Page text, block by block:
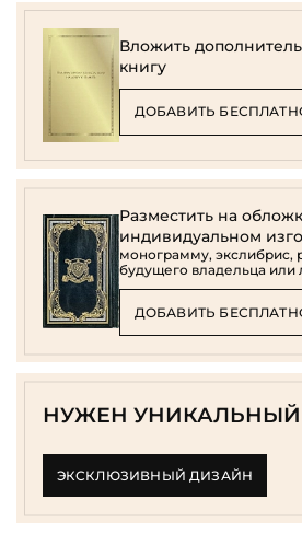
Вложить
книгу
ДОБАВИТЬ
Разместить на
индивидуальном
монограмму, экслибрис,
будущего владельца или
ДОБАВИТЬ
НУЖЕН
ЭКСКЛЮЗИВНЫЙ ДИЗАЙН